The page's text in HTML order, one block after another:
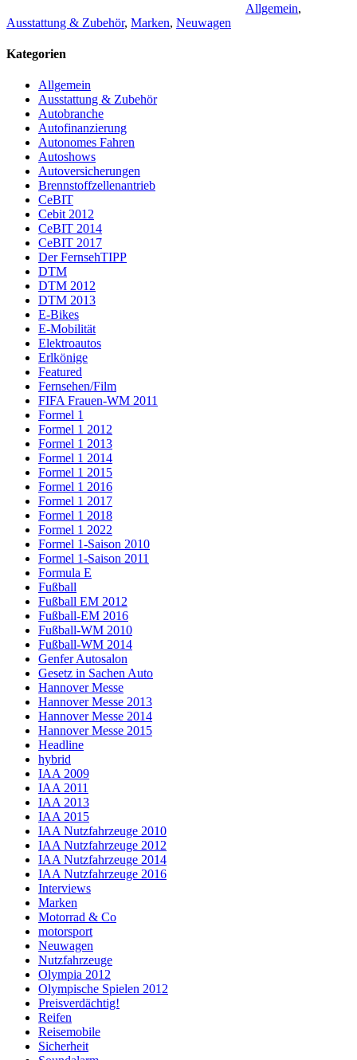
Allgemein,
Ausstattung & Zubehör, Marken, Neuwagen
Kategorien
Allgemein
Ausstattung & Zubehör
Autobranche
Autofinanzierung
Autonomes Fahren
Autoshows
Autoversicherungen
Brennstoffzellenantrieb
CeBIT
Cebit 2012
CeBIT 2014
CeBIT 2017
Der FernsehTIPP
DTM
DTM 2012
DTM 2013
E-Bikes
E-Mobilität
Elektroautos
Erlkönige
Featured
Fernsehen/Film
FIFA Frauen-WM 2011
Formel 1
Formel 1 2012
Formel 1 2013
Formel 1 2014
Formel 1 2015
Formel 1 2016
Formel 1 2017
Formel 1 2018
Formel 1 2022
Formel 1-Saison 2010
Formel 1-Saison 2011
Formula E
Fußball
Fußball EM 2012
Fußball-EM 2016
Fußball-WM 2010
Fußball-WM 2014
Genfer Autosalon
Gesetz in Sachen Auto
Hannover Messe
Hannover Messe 2013
Hannover Messe 2014
Hannover Messe 2015
Headline
hybrid
IAA 2009
IAA 2011
IAA 2013
IAA 2015
IAA Nutzfahrzeuge 2010
IAA Nutzfahrzeuge 2012
IAA Nutzfahrzeuge 2014
IAA Nutzfahrzeuge 2016
Interviews
Marken
Motorrad & Co
motorsport
Neuwagen
Nutzfahrzeuge
Olympia 2012
Olympische Spielen 2012
Preisverdächtig!
Reifen
Reisemobile
Sicherheit